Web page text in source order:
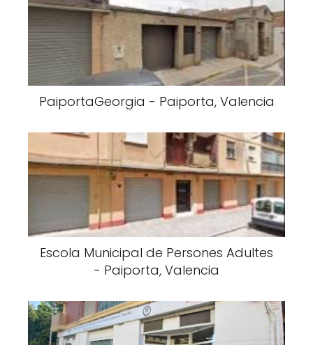
PaiportaGeorgia - Paiporta, Valencia
Escola Municipal de Persones Adultes
- Paiporta, Valencia